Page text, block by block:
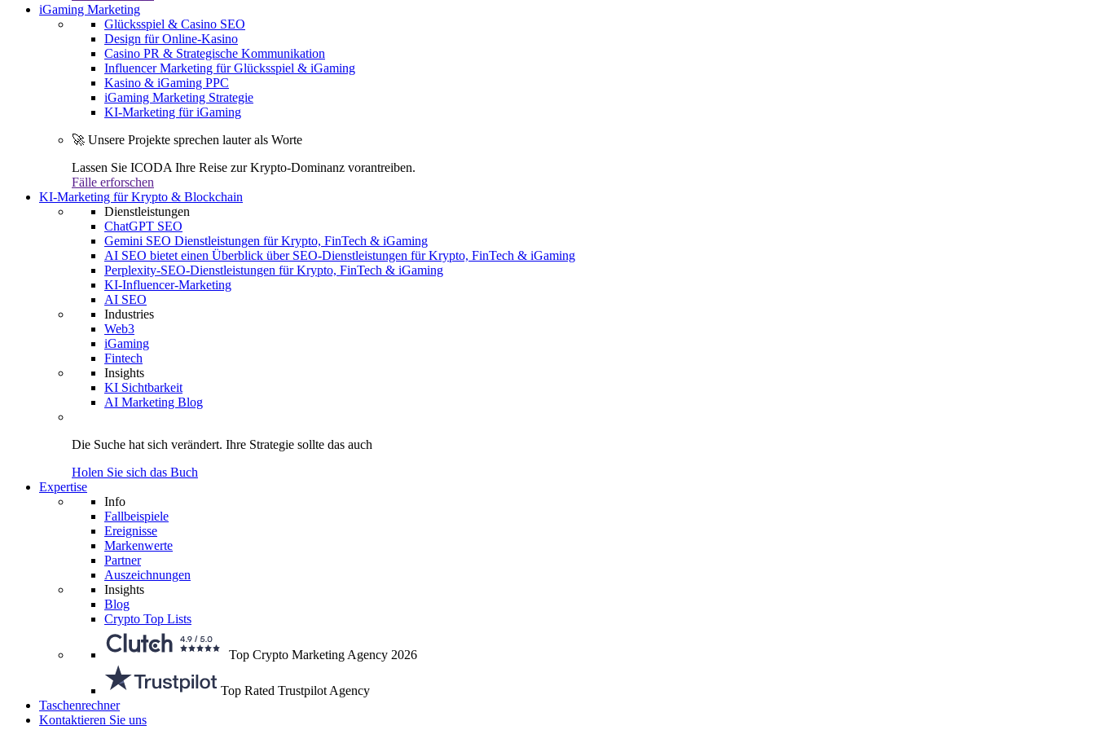
iGaming Marketing
Glücksspiel & Casino SEO
Design für Online-Kasino
Casino PR & Strategische Kommunikation
Influencer Marketing für Glücksspiel & iGaming
Kasino & iGaming PPC
iGaming Marketing Strategie
KI-Marketing für iGaming
🚀 Unsere Projekte sprechen lauter als Worte
Lassen Sie ICODA Ihre Reise zur Krypto-Dominanz vorantreiben.
Fälle erforschen
KI-Marketing für Krypto & Blockchain
Dienstleistungen
ChatGPT SEO
Gemini SEO Dienstleistungen für Krypto, FinTech & iGaming
AI SEO bietet einen Überblick über SEO-Dienstleistungen für Krypto, FinTech & iGaming
Perplexity-SEO-Dienstleistungen für Krypto, FinTech & iGaming
KI-Influencer-Marketing
AI SEO
Industries
Web3
iGaming
Fintech
Insights
KI Sichtbarkeit
AI Marketing Blog
Die Suche hat sich verändert. Ihre Strategie sollte das auch
Holen Sie sich das Buch
Expertise
Info
Fallbeispiele
Ereignisse
Markenwerte
Partner
Auszeichnungen
Insights
Blog
Crypto Top Lists
Top Crypto Marketing Agency 2026
Top Rated Trustpilot Agency
Taschenrechner
Kontaktieren Sie uns